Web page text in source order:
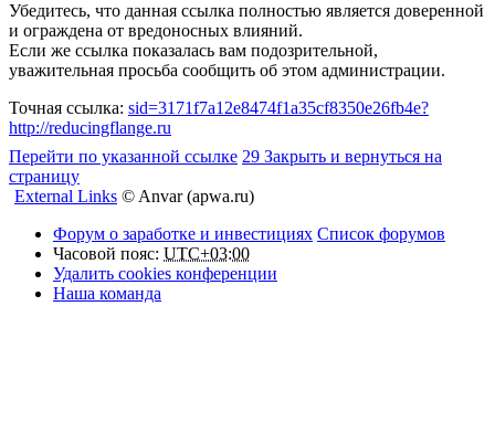
Убедитесь, что данная ссылка полностью является доверенной
и ограждена от вредоносных влияний.
Если же ссылка показалась вам подозрительной,
уважительная просьба сообщить об этом администрации.
Точная ссылка: sid=3171f7a12e8474f1a35cf8350e26fb4e?
http://reducingflange.ru
Перейти по указанной ссылке 29 Закрыть и вернуться на
страницу
External Links © Anvar (apwa.ru)
Форум о заработке и инвестициях Список форумов
Часовой пояс: UTC+03:00
Удалить cookies конференции
Наша команда